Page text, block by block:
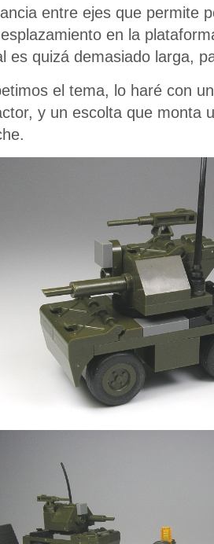
entre ejes que permite
en la
es quizá demasiado larga,
el tema, lo haré con
y un escolta que monta